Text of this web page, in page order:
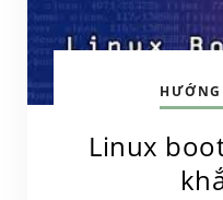
Linux